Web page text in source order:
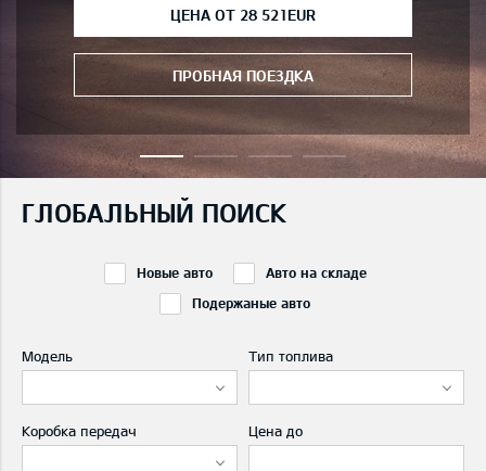
ЦЕНА ОТ 28 521EUR
ПРОБНАЯ ПОЕЗДКА
ГЛОБАЛЬНЫЙ ПОИСК
Новые авто
Авто на складе
Подержаные авто
Модель Тип топлива
Коробка передач Цена до